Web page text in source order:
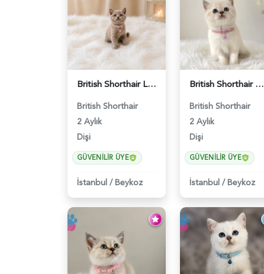
British Shorthair Lilac Renk Dişi Yavrumuz - 4646
British Shorthair
2 Aylık
Dişi
GÜVENILIR ÜYE
İstanbul /Beykoz
British Shorthair Blue Point Kızımız 2 Aylık - 5149
British Shorthair
2 Aylık
Dişi
GÜVENILIR ÜYE
İstanbul /Beykoz